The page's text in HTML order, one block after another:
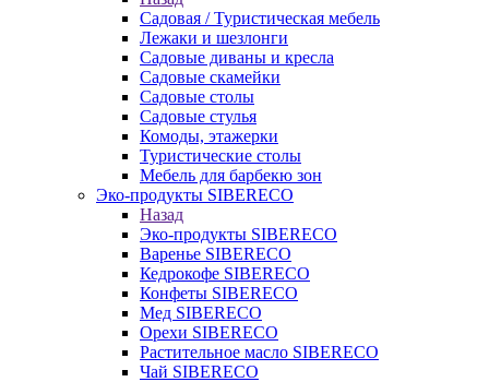
Садовая / Туристическая мебель
Лежаки и шезлонги
Садовые диваны и кресла
Садовые скамейки
Садовые столы
Садовые стулья
Комоды, этажерки
Туристические столы
Мебель для барбекю зон
Эко-продукты SIBERECO
Назад
Эко-продукты SIBERECO
Варенье SIBERECO
Кедрокофе SIBERECO
Конфеты SIBERECO
Мед SIBERECO
Орехи SIBERECO
Растительное масло SIBERECO
Чай SIBERECO